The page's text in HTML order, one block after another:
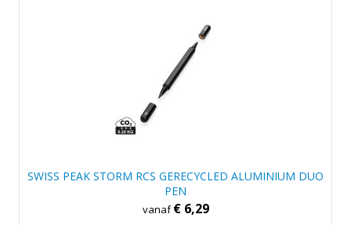
SWISS PEAK STORM RCS GERECYCLED ALUMINIUM DUO
PEN
vanaf€ 6,29